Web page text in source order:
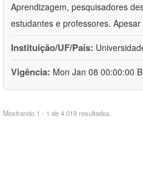
Aprendizagem, pesquisadores
estudantes e professores.
Instituição/UF/País:
Vigência: Mon Jan 08 00:00:00
Mostrando 1 - 1 de 4.019 resultados.